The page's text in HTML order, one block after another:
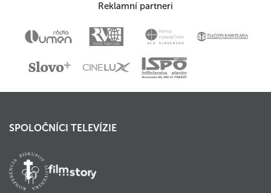
Reklamní partneri
SPOLOČNÍCI TELEVÍZIE